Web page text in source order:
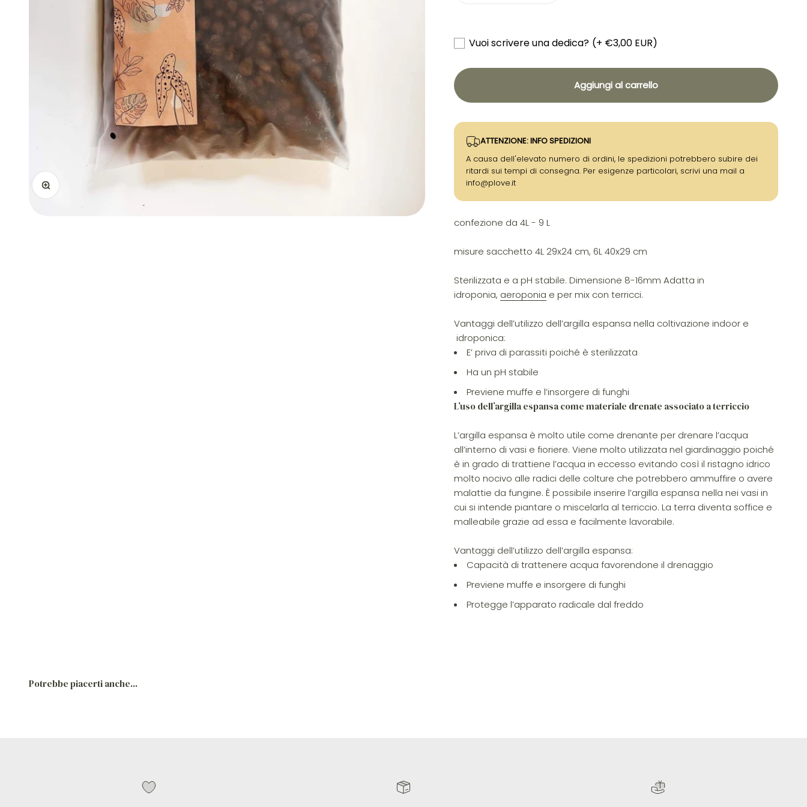
Ingrandisci immagine
Vuoi scrivere una dedica? (+ €3,00 EUR)
Aggiungi al carrello
ATTENZIONE: INFO SPEDIZIONI
A causa dell'elevato numero di ordini, le spedizioni potrebbero subire dei
ritardi sui tempi di consegna. Per esigenze particolari, scrivi una mail a
info@plove.it
confezione da 4L - 9 L
misure sacchetto 4L 29x24 cm, 6L 40x29 cm
Sterilizzata e a pH stabile. Dimensione 8-16mm Adatta in
idroponia, aeroponia e per mix con terricci.
Vantaggi dell’utilizzo dell’argilla espansa nella coltivazione indoor e
idroponica:
E’ priva di parassiti poiché è sterilizzata
Ha un pH stabile
Previene muffe e l’insorgere di funghi
L’uso dell’argilla espansa come materiale drenate associato a terriccio
L’argilla espansa è molto utile come drenante per drenare l’acqua
all’interno di vasi e fioriere. Viene molto utilizzata nel giardinaggio poiché
è in grado di trattiene l’acqua in eccesso evitando così il ristagno idrico
molto nocivo alle radici delle colture che potrebbero ammuffire o avere
malattie da fungine. È possibile inserire l’argilla espansa nella nei vasi in
cui si intende piantare o miscelarla al terriccio. La terra diventa soffice e
malleabile grazie ad essa e facilmente lavorabile.
Vantaggi dell’utilizzo dell’argilla espansa:
Capacità di trattenere acqua favorendone il drenaggio
Previene muffe e insorgere di funghi
Protegge l’apparato radicale dal freddo